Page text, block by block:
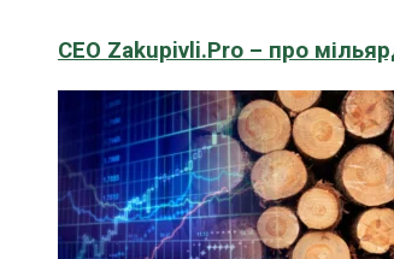
CEO Zakupivli.Pro – про